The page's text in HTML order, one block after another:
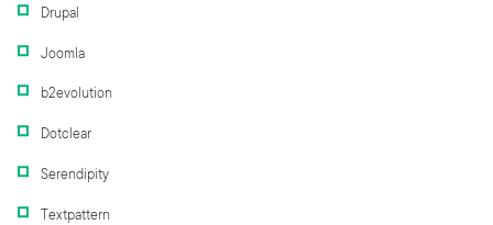
Drupal
Joomla
b2evolution
Dotclear
Serendipity
Textpattern